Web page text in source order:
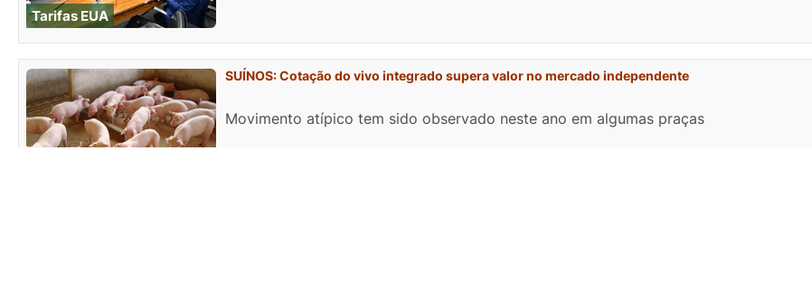
Tarifas EUA
SUÍNOS: Cotação do vivo integrado supera valor no mercado independente
Movimento atípico tem sido observado neste ano em algumas praças